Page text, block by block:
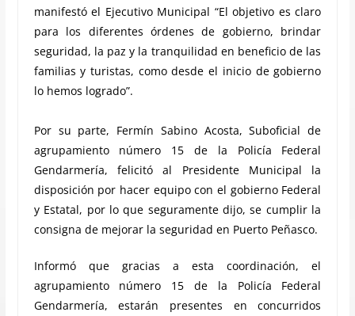
manifestó el Ejecutivo Municipal “El objetivo es claro
para los diferentes órdenes de gobierno, brindar
seguridad, la paz y la tranquilidad en beneficio de las
familias y turistas, como desde el inicio de gobierno
lo hemos logrado”.
Por su parte, Fermín Sabino Acosta, Suboficial de
agrupamiento número 15 de la Policía Federal
Gendarmería, felicitó al Presidente Municipal la
disposición por hacer equipo con el gobierno Federal
y Estatal, por lo que seguramente dijo, se cumplir la
consigna de mejorar la seguridad en Puerto Peñasco.
Informó que gracias a esta coordinación, el
agrupamiento número 15 de la Policía Federal
Gendarmería, estarán presentes en concurridos